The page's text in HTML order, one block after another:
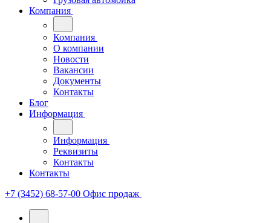
Компания
Компания
О компании
Новости
Вакансии
Документы
Контакты
Блог
Информация
Информация
Реквизиты
Контакты
Контакты
+7 (3452) 68-57-00 Офис продаж